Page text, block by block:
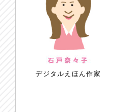
デジタルえほん作家